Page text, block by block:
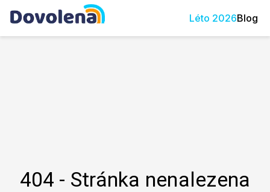
Léto 2026Blog
404 - Stránka nenalezena